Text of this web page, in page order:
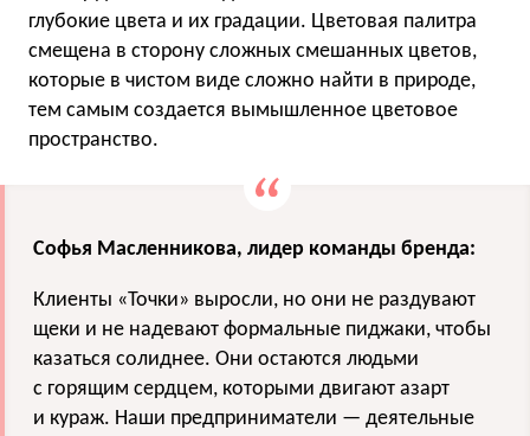
глубокие цвета и их градации. Цветовая палитра
смещена в сторону сложных смешанных цветов,
которые в чистом виде сложно найти в природе,
тем самым создается вымышленное цветовое
пространство.
Софья Масленникова, лидер команды бренда:
Клиенты «Точки» выросли, но они не раздувают
щеки и не надевают формальные пиджаки, чтобы
казаться солиднее. Они остаются людьми
с горящим сердцем, которыми двигают азарт
и кураж. Наши предприниматели — деятельные